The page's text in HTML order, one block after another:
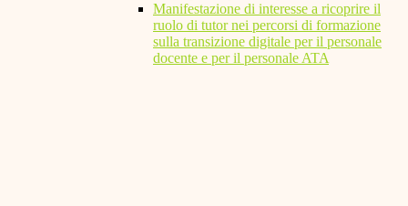
Manifestazione di interesse a ricoprire il
ruolo di tutor nei percorsi di formazione
sulla transizione digitale per il personale
docente e per il personale ATA